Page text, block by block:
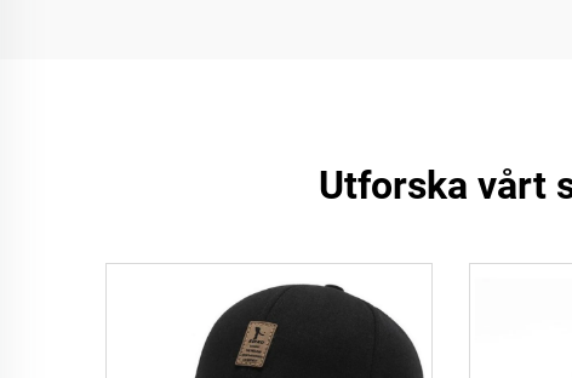
Utforska vårt